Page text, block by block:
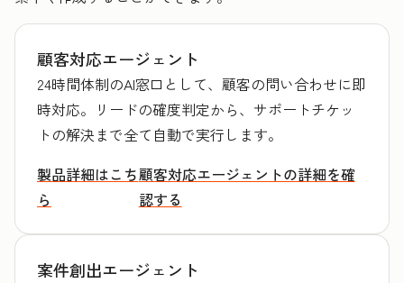
顧客対応エージェント
24時間体制のAI窓口として、顧客の問い合わせに即
時対応。リードの確度判定から、サポートチケッ
トの解決まで全て自動で実行します。
製品詳細はこち
ら
顧客対応エージェントの詳細を確
認する
案件創出エージェント